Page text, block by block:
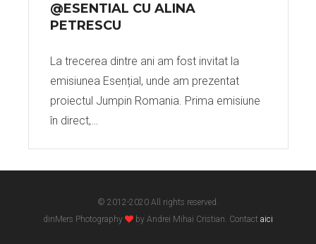
@ESENTIAL CU ALINA
PETRESCU
La trecerea dintre ani am fost invitat la
emisiunea Esențial, unde am prezentat
proiectul Jumpin Romania. Prima emisiune
în direct,…
© 2012-2020 All rights reserved.
dinMers Photography
by Andrei Mihai Cristian. Contact aici